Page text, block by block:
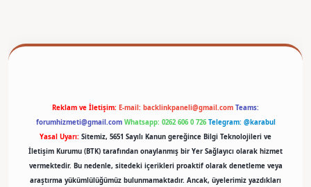
Reklam ve İletişim: E-mail: backlinkpaneli@gmail.com Teams:
forumhizmeti@gmail.com Whatsapp: 0262 606 0 726 Telegram: @karabul
Yasal Uyarı: Sitemiz, 5651 Sayılı Kanun gereğince Bilgi Teknolojileri ve
İletişim Kurumu (BTK) tarafından onaylanmış bir Yer Sağlayıcı olarak hizmet
vermektedir. Bu nedenle, sitedeki içerikleri proaktif olarak denetleme veya
araştırma yükümlülüğümüz bulunmamaktadır. Ancak, üyelerimiz yazdıkları